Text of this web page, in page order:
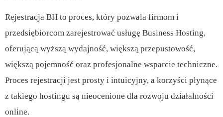
Rejestracja BH to proces, który pozwala firmom i
przedsiębiorcom zarejestrować usługę Business Hosting,
oferującą wyższą wydajność, większą przepustowość,
większą pojemność oraz profesjonalne wsparcie techniczne.
Proces rejestracji jest prosty i intuicyjny, a korzyści płynące
z takiego hostingu są nieocenione dla rozwoju działalności
online.